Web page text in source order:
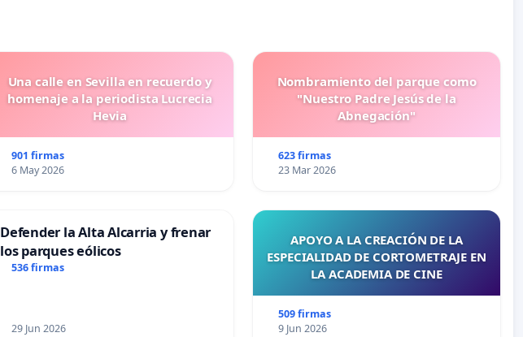
Una calle en Sevilla en recuerdo y
homenaje a la periodista Lucrecia
Hevia
901 firmas
6 May 2026
Nombramiento del parque como
"Nuestro Padre Jesús de la
Abnegación"
623 firmas
23 Mar 2026
Defender la Alta Alcarria y frenar
los parques eólicos
536 firmas
29 Jun 2026
APOYO A LA CREACIÓN DE LA
ESPECIALIDAD DE CORTOMETRAJE EN
LA ACADEMIA DE CINE
509 firmas
9 Jun 2026